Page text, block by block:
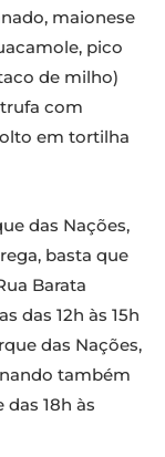
maionese
pico
de milho)
trufa com
em tortilha
das Nações,
basta que
Barata
das 12h às 15h
das Nações,
também
das 18h às